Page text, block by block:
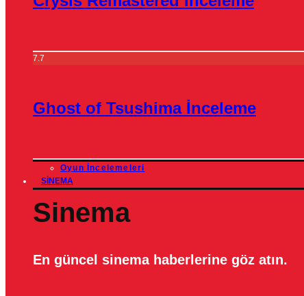
7.7
Ghost of Tsushima İnceleme
Oyun İncelemeleri
SINEMA
Sinema
En güncel sinema haberlerine göz atın.